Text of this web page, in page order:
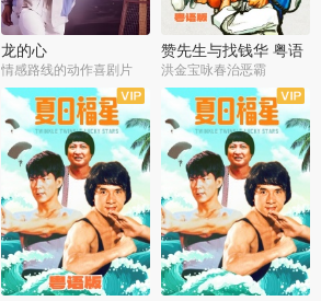
龙的心
情感路线的动作喜剧片
赞先生与找钱华 粤语
版
洪金宝咏春治恶霸